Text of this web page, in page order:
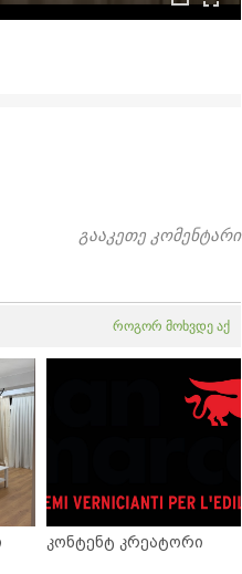
გააკეთე კომენტარი
როგორ მოხვდე აქ
კონტენტ კრეატორი